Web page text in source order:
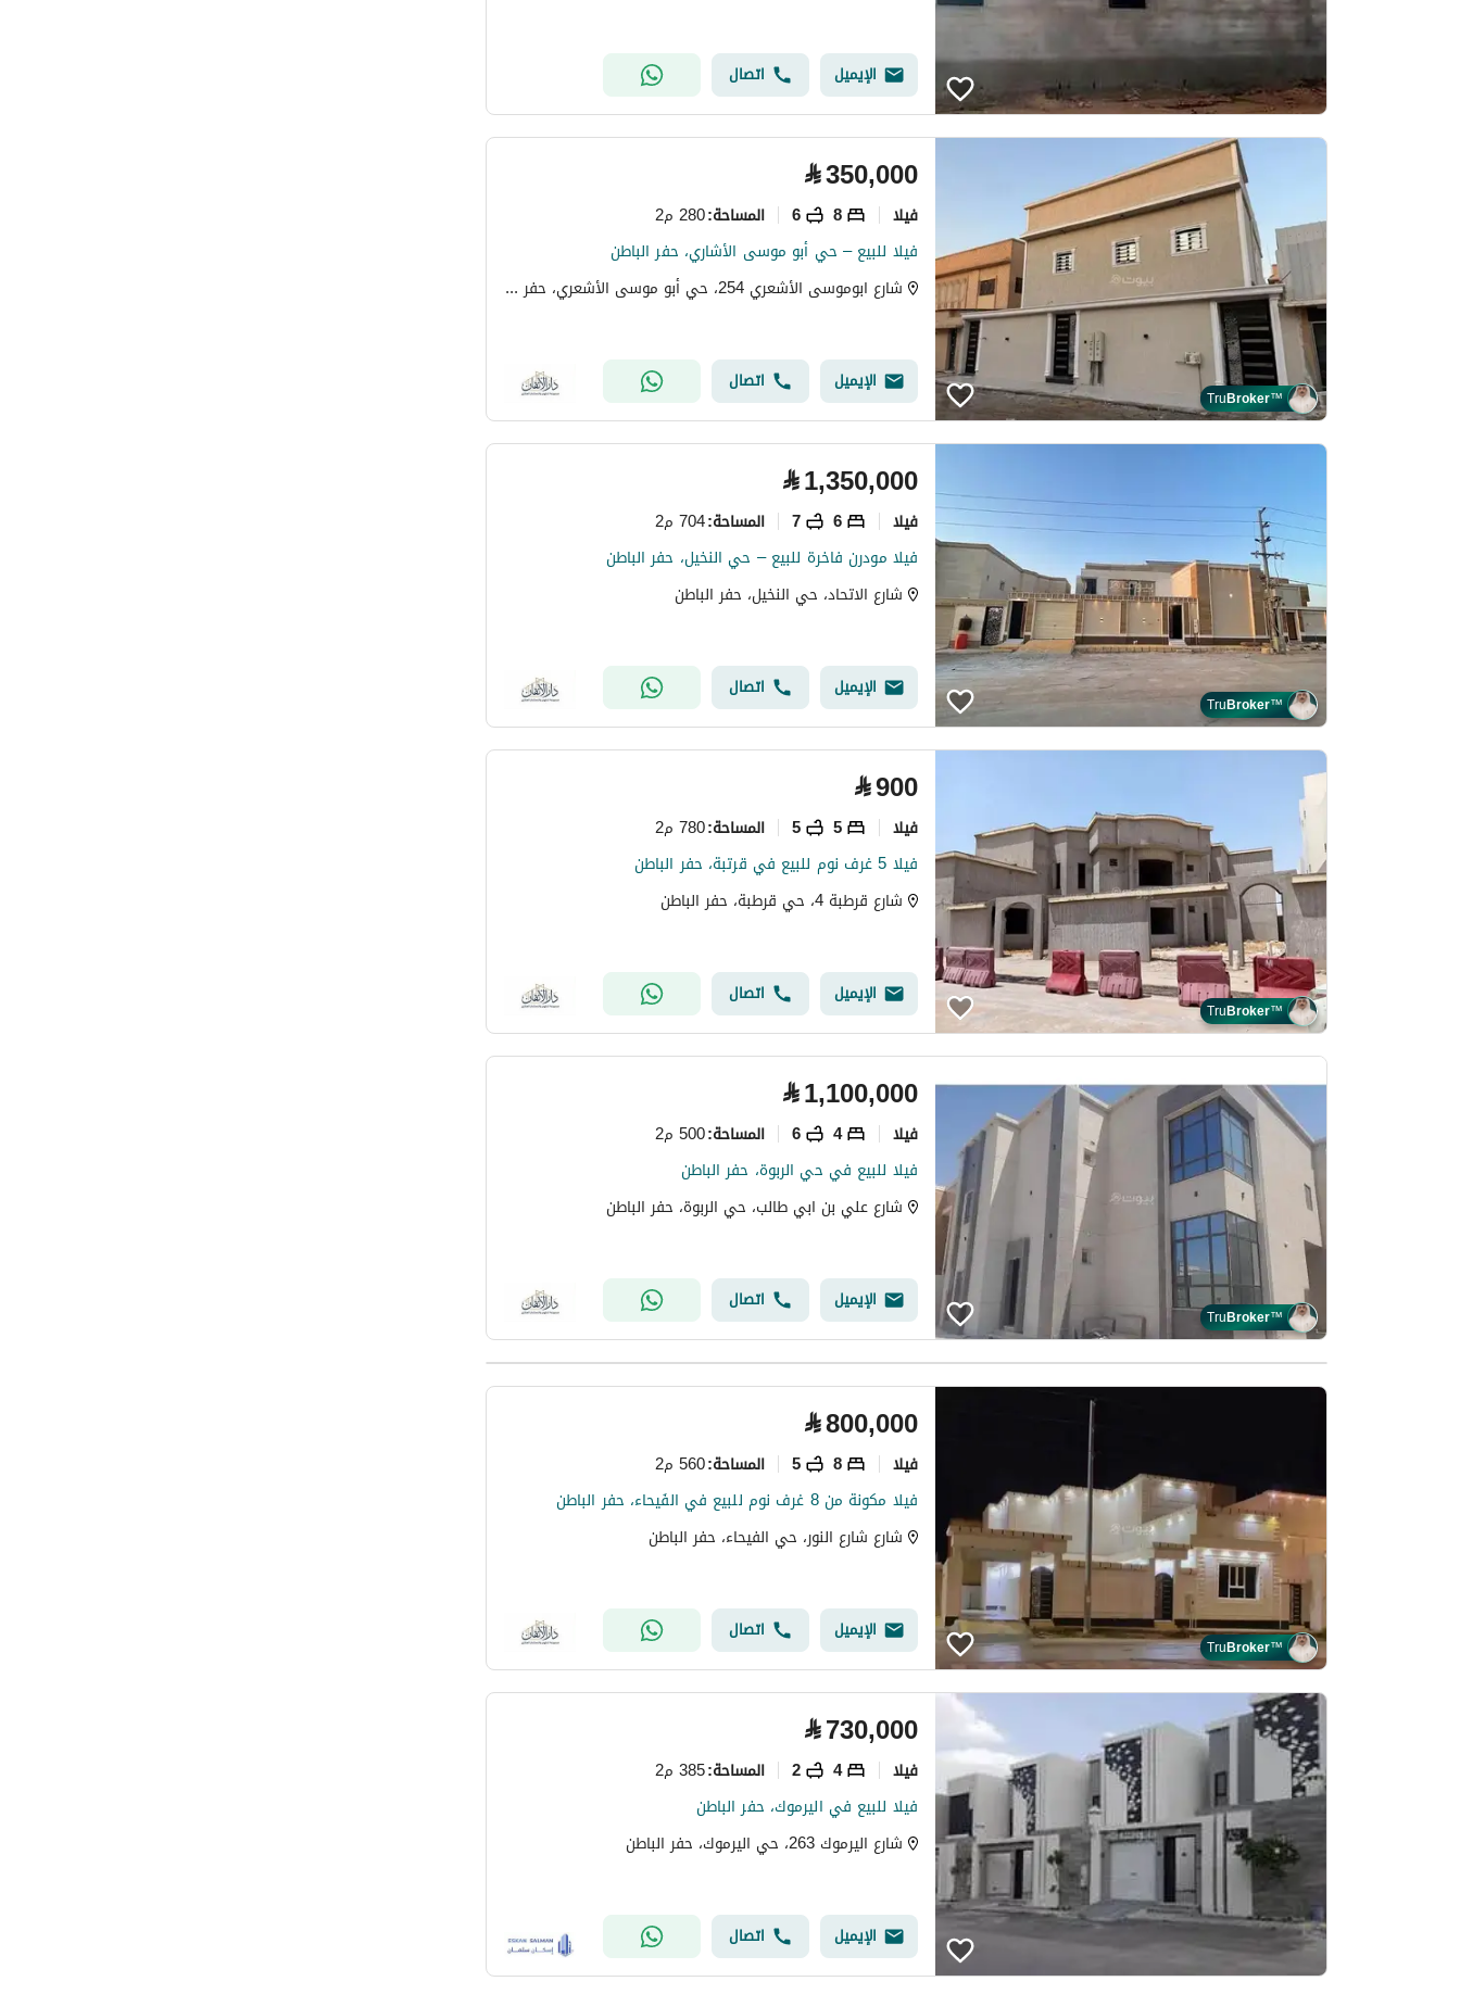
الإيميل اتصال
TruBroker™
⃁350,000
فیلا 8
6 المساحة:280 م2
فيلا للبيع – حي أبو موسى الأشاري، حفر الباطن
شارع ابوموسى الأشعري 254، حي أبو موسى الأشعري، حفر الباطن
الإيميل اتصال
TruBroker™
⃁1,350,000
فیلا 6
7 المساحة:704 م2
فيلا مودرن فاخرة للبيع – حي النخيل، حفر الباطن
شارع الاتحاد، حي النخيل، حفر الباطن
الإيميل اتصال
TruBroker™
⃁900
فیلا 5
5 المساحة:780 م2
فيلا 5 غرف نوم للبيع في قرتبة، حفر الباطن
شارع قرطبة 4، حي قرطبة، حفر الباطن
الإيميل اتصال
TruBroker™
⃁1,100,000
فیلا 4
6 المساحة:500 م2
فيلا للبيع في حي الربوة، حفر الباطن
شارع علي بن ابي طالب، حي الربوة، حفر الباطن
الإيميل اتصال
TruBroker™
⃁800,000
فیلا 8
5 المساحة:560 م2
فيلا مكونة من 8 غرف نوم للبيع في الفَيحاء، حفر الباطن
شارع شارع النور، حي الفيحاء، حفر الباطن
الإيميل اتصال
⃁730,000
فیلا 4
2 المساحة:385 م2
فيلا للبيع في اليرموك، حفر الباطن
شارع اليرموك 263، حي اليرموك، حفر الباطن
الإيميل اتصال